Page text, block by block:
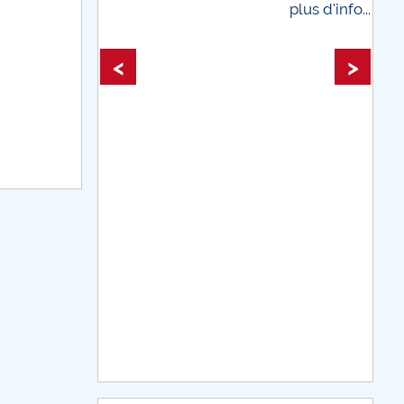
< >